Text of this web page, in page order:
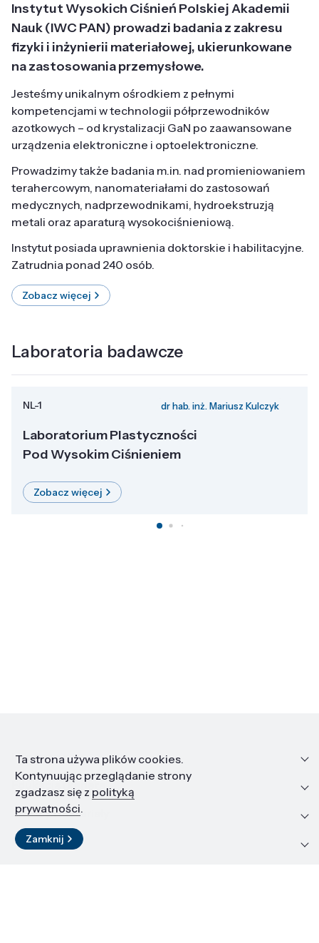
Instytut Wysokich Ciśnień Polskiej Akademii
Nauk (IWC PAN) prowadzi badania z zakresu
fizyki i inżynierii materiałowej, ukierunkowane
na zastosowania przemysłowe.
Jesteśmy unikalnym ośrodkiem z pełnymi
kompetencjami w technologii półprzewodników
azotkowych – od krystalizacji GaN po zaawansowane
urządzenia elektroniczne i optoelektroniczne.
Prowadzimy także badania m.in. nad promieniowaniem
terahercowym, nanomateriałami do zastosowań
medycznych, nadprzewodnikami, hydroekstruzją
metali oraz aparaturą wysokociśnieniową.
Instytut posiada uprawnienia doktorskie i habilitacyjne.
Zatrudnia ponad 240 osób.
Zobacz więcej
Laboratoria badawcze
NL-1 dr hab. inż. Mariusz Kulczyk
Laboratorium Plastyczności
Pod Wysokim Ciśnieniem
Zobacz więcej
Informacje
Edukacja i kariera
Zasoby i materiały
Kontakt
Ta strona używa plików cookies.
Kontynuując przeglądanie strony
zgadzasz się z polityką
prywatności.
Zamknij